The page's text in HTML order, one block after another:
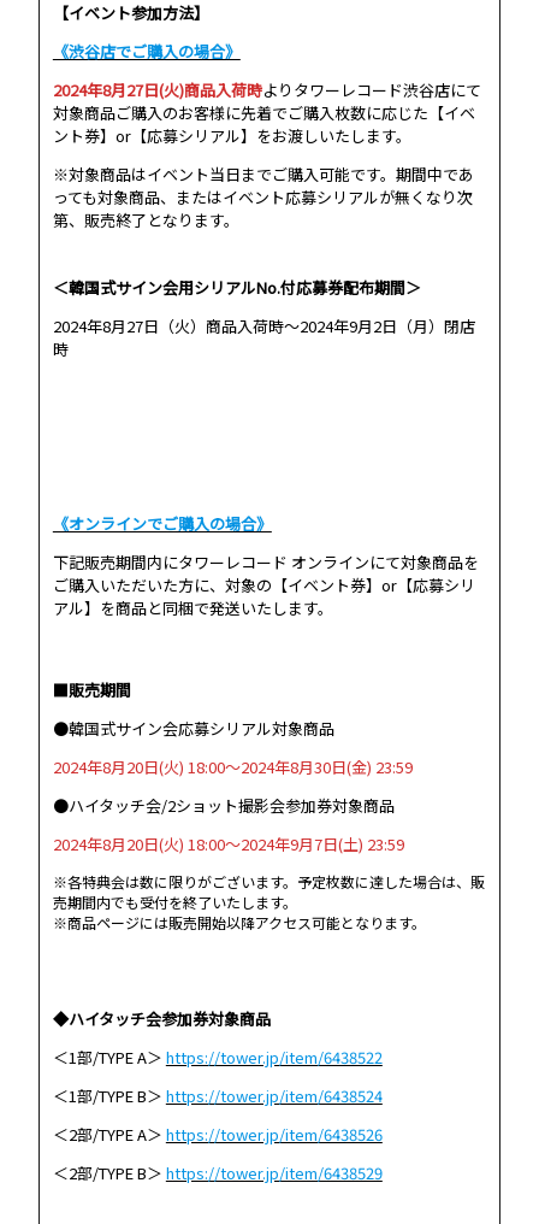
【イベント参加方法】
《渋谷店でご購入の場合》
2024年8月27日(火)商品入荷時よりタワーレコード渋谷店にて
対象商品ご購入のお客様に先着でご購入枚数に応じた【イベ
ント券】or【応募シリアル】をお渡しいたします。
※対象商品はイベント当日までご購入可能です。期間中であ
っても対象商品、またはイベント応募シリアルが無くなり次
第、販売終了となります。
＜韓国式サイン会用シリアルNo.付応募券配布期間＞
2024年8月27日（火）商品入荷時～2024年9月2日（月）閉店
時
《オンラインでご購入の場合》
下記販売期間内にタワーレコード オンラインにて対象商品を
ご購入いただいた方に、対象の【イベント券】or【応募シリ
アル】を商品と同梱で発送いたします。
■販売期間
●韓国式サイン会応募シリアル対象商品
2024年8月20日(火) 18:00〜2024年8月30日(金) 23:59
●ハイタッチ会/2ショット撮影会参加券対象商品
2024年8月20日(火) 18:00～2024年9月7日(土) 23:59
※各特典会は数に限りがございます。予定枚数に達した場合は、販
売期間内でも受付を終了いたします。
※商品ページには販売開始以降アクセス可能となります。
◆ハイタッチ会参加券対象商品
＜1部/TYPE A＞ https://tower.jp/item/6438522
＜1部/TYPE B＞ https://tower.jp/item/6438524
＜2部/TYPE A＞ https://tower.jp/item/6438526
＜2部/TYPE B＞ https://tower.jp/item/6438529